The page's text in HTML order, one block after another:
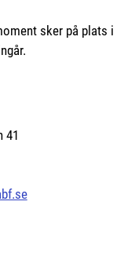
sker på plats i